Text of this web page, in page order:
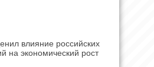
влияние российских
на экономический рост